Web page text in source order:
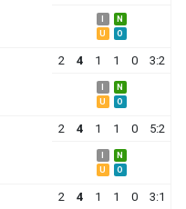
N
U
O
2 4 1 1 0 3:2
N
U
O
2 4 1 1 0 5:2
N
U
O
2 4 1 1 0 3:1